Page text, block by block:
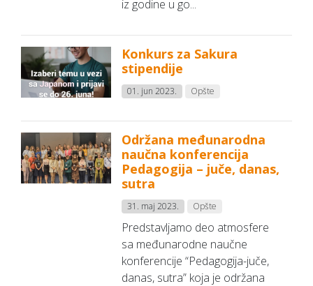
iz godine u go...
Konkurs za Sakura
stipendije
01. jun 2023. Opšte
Održana međunarodna
naučna konferencija
Pedagogija – juče, danas,
sutra
31. maj 2023. Opšte
Predstavljamo deo atmosfere
sa međunarodne naučne
konferencije “Pedagogija-juče,
danas, sutra” koja je održana